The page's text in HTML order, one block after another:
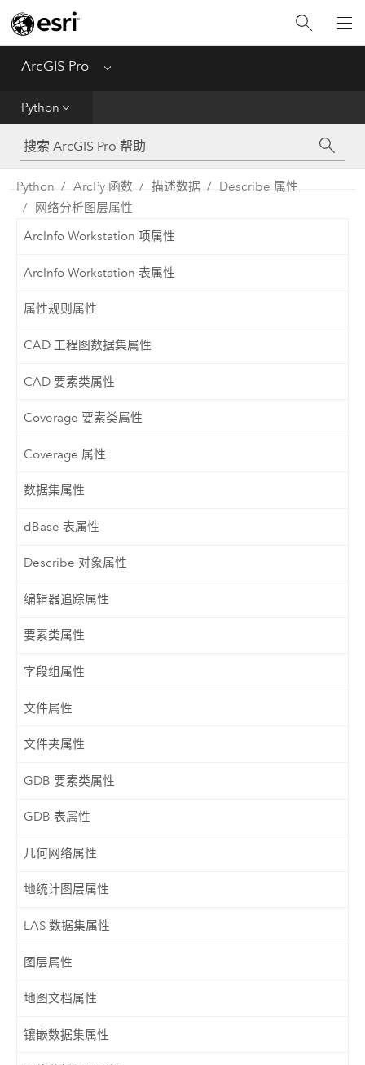
ArcGIS Pro Menu
Python
工具参考
Python
SDK
Python ArcPy 函数 描述数据
Describe 属性
网络分析图层属性
ArcInfo Workstation 项属性
ArcInfo Workstation 表属性
属性规则属性
CAD 工程图数据集属性
CAD 要素类属性
Coverage 要素类属性
Coverage 属性
数据集属性
dBase 表属性
Describe 对象属性
编辑器追踪属性
要素类属性
字段组属性
文件属性
文件夹属性
GDB 要素类属性
GDB 表属性
几何网络属性
地统计图层属性
LAS 数据集属性
图层属性
地图文档属性
镶嵌数据集属性